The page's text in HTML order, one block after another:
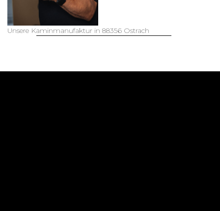
Unsere Kaminmanufaktur in 88356 Ostrach
Bodensee
mehr lesen...